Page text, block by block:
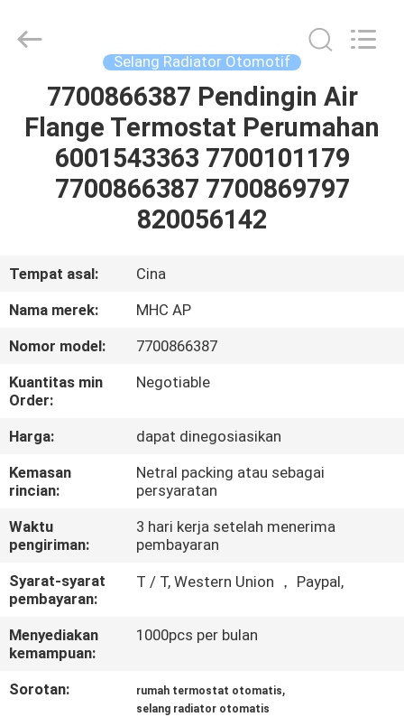
RUMAH
PRODUK
TUR
KONTROL
HUBUNGI
PENAWARAN
SITEMAP
Parts
Limited.
Selang Radiator Otomotif
7700866387 Pendingin Air
Flange Termostat Perumahan
6001543363 7700101179
7700866387 7700869797
820056142
Tempat asal:
Cina
Nama merek:
MHC AP
Nomor model:
7700866387
Kuantitas min
Order:
Negotiable
Harga:
dapat dinegosiasikan
Kemasan
rincian:
Netral packing atau sebagai
persyaratan
Waktu
pengiriman:
3 hari kerja setelah menerima
pembayaran
Syarat-syarat
pembayaran:
T / T, Western Union ， Paypal,
Menyediakan
kemampuan:
1000pcs per bulan
Sorotan: rumah termostat otomatis,
selang radiator otomatis